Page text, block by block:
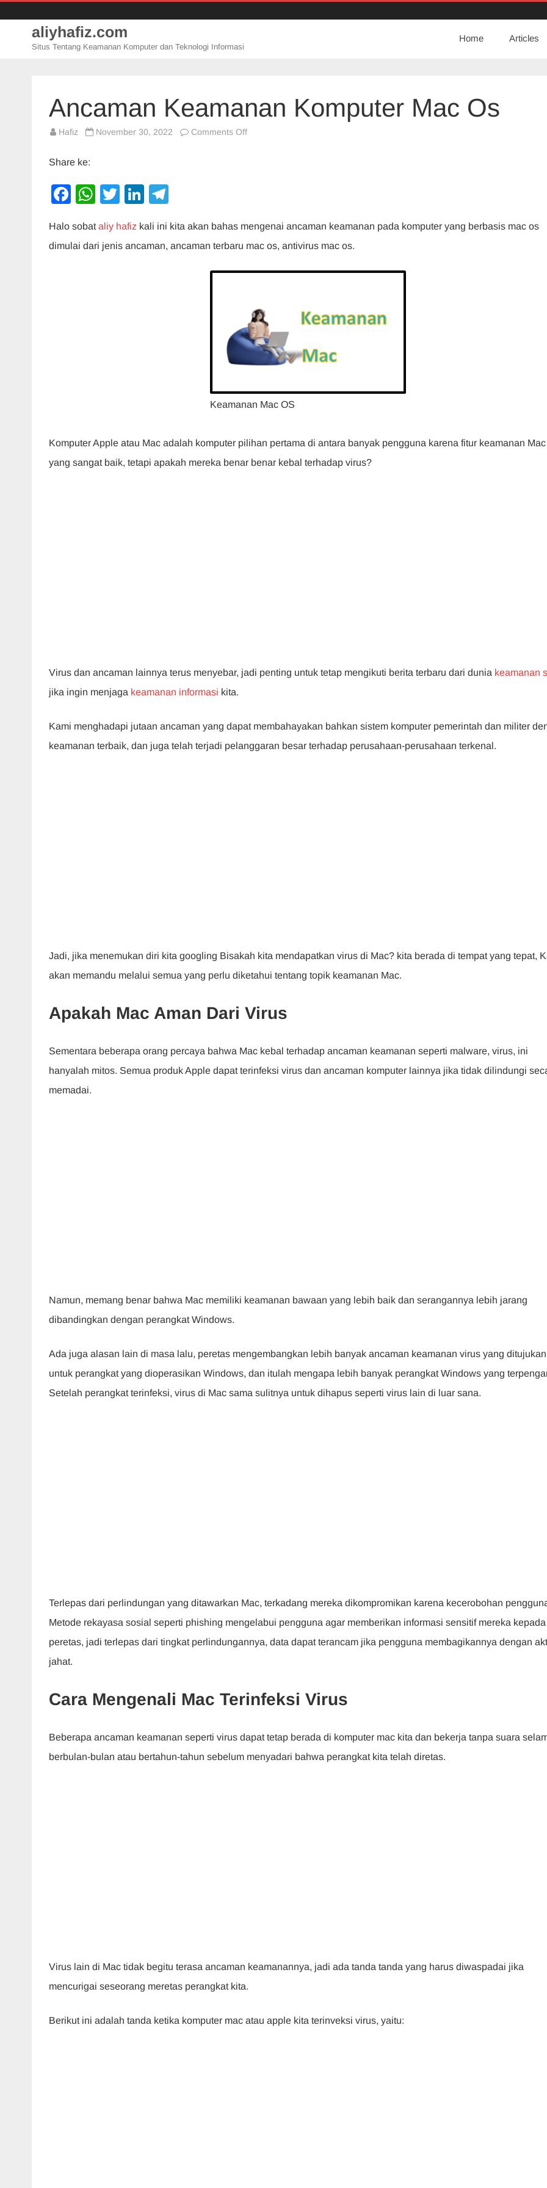
aliyhafiz.com
Situs Tentang Keamanan Komputer dan Teknologi Informasi
Home Articles
Ancaman Keamanan Komputer Mac Os
Hafiz November 30, 2022 Comments Offon
Share ke:
F
c
e
W
at
s
T
tt
er
Li
k
e
e
gr
Halo sobat aliy hafiz kali ini kita akan bahas mengenai ancaman keamanan pada komputer yang berbasis mac os
dimulai dari jenis ancaman, ancaman terbaru mac os, antivirus mac os.
Keamanan Mac OS
Komputer Apple atau Mac adalah komputer pilihan pertama di antara banyak pengguna karena fitur keamanan Mac
yang sangat baik, tetapi apakah mereka benar benar kebal terhadap virus?
Virus dan ancaman lainnya terus menyebar, jadi penting untuk tetap mengikuti berita terbaru dari dunia keamanan
jika ingin menjaga keamanan informasi kita.
Kami menghadapi jutaan ancaman yang dapat membahayakan bahkan sistem komputer pemerintah dan militer
keamanan terbaik, dan juga telah terjadi pelanggaran besar terhadap perusahaan-perusahaan terkenal.
Jadi, jika menemukan diri kita googling Bisakah kita mendapatkan virus di Mac? kita berada di tempat yang tepat,
akan memandu melalui semua yang perlu diketahui tentang topik keamanan Mac.
Apakah Mac Aman Dari Virus
Sementara beberapa orang percaya bahwa Mac kebal terhadap ancaman keamanan seperti malware, virus, ini
hanyalah mitos. Semua produk Apple dapat terinfeksi virus dan ancaman komputer lainnya jika tidak dilindungi
memadai.
Namun, memang benar bahwa Mac memiliki keamanan bawaan yang lebih baik dan serangannya lebih jarang
dibandingkan dengan perangkat Windows.
Ada juga alasan lain di masa lalu, peretas mengembangkan lebih banyak ancaman keamanan virus yang ditujukan
untuk perangkat yang dioperasikan Windows, dan itulah mengapa lebih banyak perangkat Windows yang
Setelah perangkat terinfeksi, virus di Mac sama sulitnya untuk dihapus seperti virus lain di luar sana.
Terlepas dari perlindungan yang ditawarkan Mac, terkadang mereka dikompromikan karena kecerobohan
Metode rekayasa sosial seperti phishing mengelabui pengguna agar memberikan informasi sensitif mereka kepada
peretas, jadi terlepas dari tingkat perlindungannya, data dapat terancam jika pengguna membagikannya dengan
jahat.
Cara Mengenali Mac Terinfeksi Virus
Beberapa ancaman keamanan seperti virus dapat tetap berada di komputer mac kita dan bekerja tanpa suara
berbulan-bulan atau bertahun-tahun sebelum menyadari bahwa perangkat kita telah diretas.
Virus lain di Mac tidak begitu terasa ancaman keamanannya, jadi ada tanda tanda yang harus diwaspadai jika
mencurigai seseorang meretas perangkat kita.
Berikut ini adalah tanda ketika komputer mac atau apple kita terinveksi virus, yaitu: